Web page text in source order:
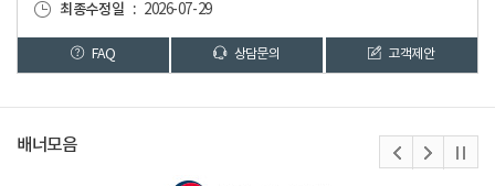
최종수정일
2026-07-29
FAQ 상담문의 고객제안
배너모음